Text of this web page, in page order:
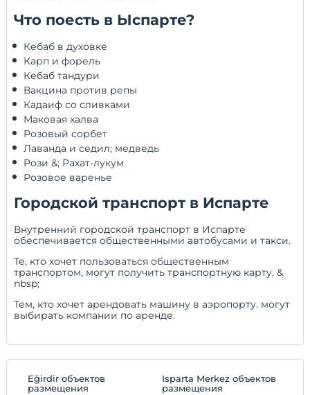
Что поесть в Ыспарте?
Кебаб в духовке
Карп и форель
Кебаб тандури
Вакцина против репы
Кадаиф со сливками
Маковая халва
Розовый сорбет
Лаванда и седил; медведь
Рози &; Рахат-лукум
Розовое варенье
Городской транспорт в Испарте
Внутренний городской транспорт в Испарте
обеспечивается общественными автобусами и такси.
Те, кто хочет пользоваться общественным
транспортом, могут получить транспортную карту. &
nbsp;
Тем, кто хочет арендовать машину в аэропорту. могут
выбирать компании по аренде.
Eğirdir объектов
размещения
Isparta Merkez объектов
размещения